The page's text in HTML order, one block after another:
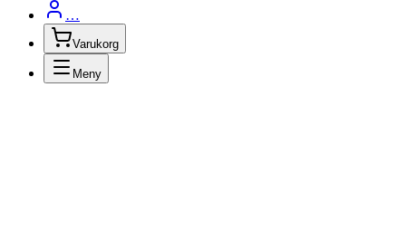
…
Varukorg
Meny